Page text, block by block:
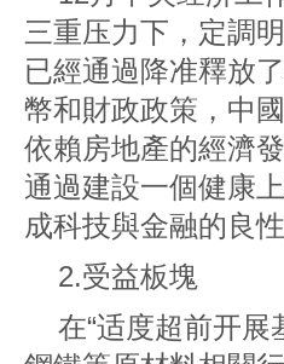
三重压力下，定調
已經通過降准釋放
幣和財政政策，中
依賴房地產的經濟
通過建設一個健康
成科技與金融的良性
2.受益板塊
在“适度超前开